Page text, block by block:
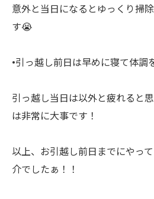
意外と当日になるとゆっくり掃
す😭
•引っ越し前日は早めに寝て体調
引っ越し当日は以外と疲れると
は非常に大事です！
以上、お引越し前日までにやっ
介でしたぁ！！